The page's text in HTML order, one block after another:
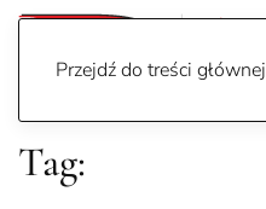
Przejdź do treści głównej
Tag: